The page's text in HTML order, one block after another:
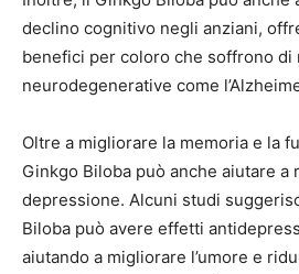
declino cognitivo negli anziani,
benefici per coloro che soffrono di
neurodegenerative come
Oltre a migliorare la memoria e la
Ginkgo Biloba può anche aiutare
depressione. Alcuni studi
Biloba può avere effetti
aiutando a migliorare l’umore e